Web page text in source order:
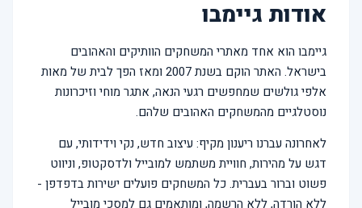
אודות גיימבו
גיימבו הוא אחד מאתרי המשחקים הוותיקים והאהובים
בישראל. האתר הוקם בשנת 2007 ומאז הפך לבית של מאות
אלפי גולשים שמחפשים רגעי הנאה, אתגר מוחי וזיכרונות
נוסטלגיים מהמשחקים האהובים שלהם.
לאחרונה עברנו ריענון מקיף: עיצוב חדש, נקי וידידותי, עם
דגש על מהירות, חוויית משתמש למובייל ולדסקטופ, וניווט
פשוט וברור בעברית. כל המשחקים פועלים ישירות בדפדפן -
ללא הורדה, ללא הרשמה, ומותאמים גם למסכי מובייל